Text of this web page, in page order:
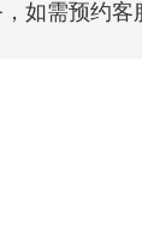
如需预约